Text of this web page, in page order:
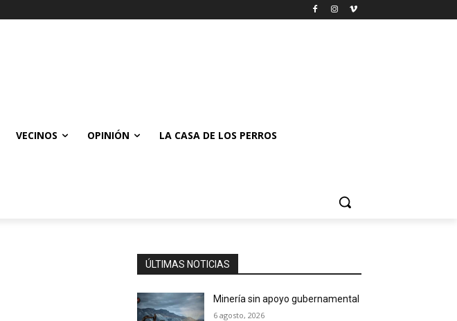
VECINOS OPINIÓN LA CASA DE LOS PERROS
ÚLTIMAS NOTICIAS
Minería sin apoyo gubernamental
6 agosto, 2026